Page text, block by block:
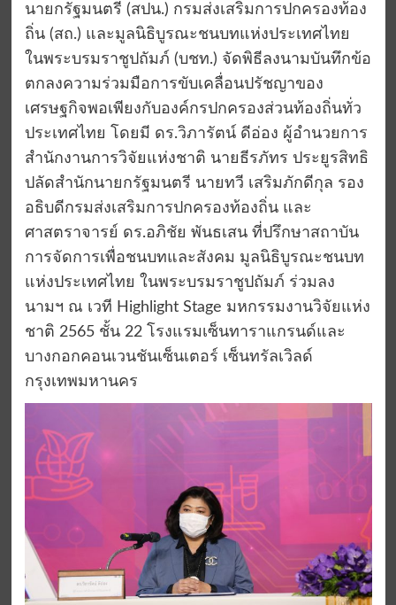
นายกรัฐมนตรี (สปน.) กรมส่งเสริมการปกครองท้อง
ถิ่น (สถ.) และมูลนิธิบูรณะชนบทแห่งประเทศไทย
ในพระบรมราชูปถัมภ์ (บชท.) จัดพิธีลงนามบันทึกข้อ
ตกลงความร่วมมือการขับเคลื่อนปรัชญาของ
เศรษฐกิจพอเพียงกับองค์กรปกครองส่วนท้องถิ่นทั่ว
ประเทศไทย โดยมี ดร.วิภารัตน์ ดีอ่อง ผู้อำนวยการ
สำนักงานการวิจัยแห่งชาติ นายธีรภัทร ประยูรสิทธิ
ปลัดสำนักนายกรัฐมนตรี นายทวี เสริมภักดีกุล รอง
อธิบดีกรมส่งเสริมการปกครองท้องถิ่น และ
ศาสตราจารย์ ดร.อภิชัย พันธเสน ที่ปรึกษาสถาบัน
การจัดการเพื่อชนบทและสังคม มูลนิธิบูรณะชนบท
แห่งประเทศไทย ในพระบรมราชูปถัมภ์ ร่วมลง
นามฯ ณ เวที Highlight Stage มหกรรมงานวิจัยแห่ง
ชาติ 2565 ชั้น 22 โรงแรมเซ็นทาราแกรนด์และ
บางกอกคอนเวนชันเซ็นเตอร์ เซ็นทรัลเวิลด์
กรุงเทพมหานคร